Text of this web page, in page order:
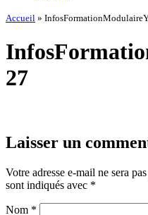
Accueil »
27
Laisser un
Votre adresse e-mail ne sera
sont indiqués avec *
Nom *